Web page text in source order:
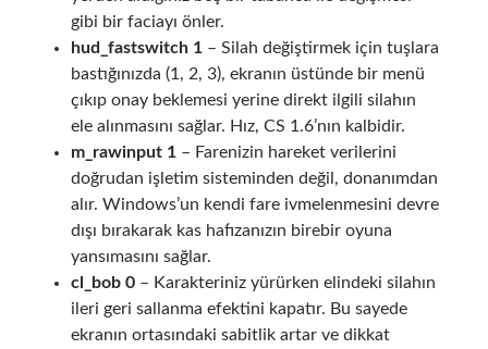
gibi bir faciayı önler.
hud_fastswitch 1– Silah değiştirmek için tuşlara
bastığınızda (1, 2, 3), ekranın üstünde bir menü
çıkıp onay beklemesi yerine direkt ilgili silahın
ele alınmasını sağlar. Hız, CS 1.6’nın kalbidir.
m_rawinput 1– Farenizin hareket verilerini
doğrudan işletim sisteminden değil, donanımdan
alır. Windows’un kendi fare ivmelenmesini devre
dışı bırakarak kas hafızanızın birebir oyuna
yansımasını sağlar.
cl_bob 0– Karakteriniz yürürken elindeki silahın
ileri geri sallanma efektini kapatır. Bu sayede
ekranın ortasındaki sabitlik artar ve dikkat